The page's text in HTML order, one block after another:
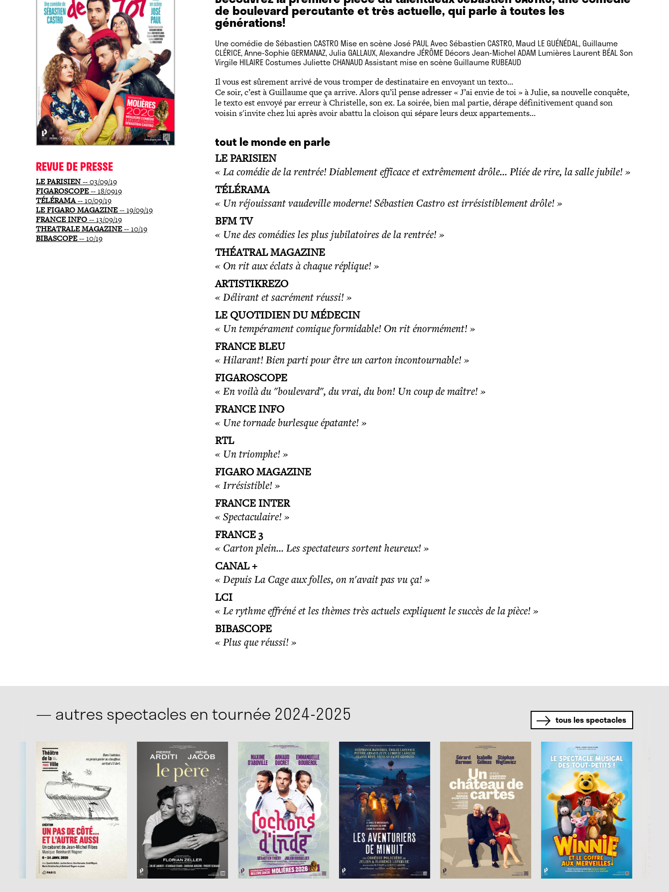
de boulevard percutante et très actuelle, qui parle à toutes les
générations!
Une comédie de Sébastien CASTRO Mise en scène José PAUL Avec Sébastien CASTRO, Maud LE GUÉNÉDAL, Guillaume
CLÉRICE, Anne-Sophie GERMANAZ, Julia GALLAUX, Alexandre JÉRÔME Décors Jean-Michel ADAM Lumières Laurent BÉAL Son
Virgile HILAIRE Costumes Juliette CHANAUD Assistant mise en scène Guillaume RUBEAUD
Il vous est sûrement arrivé de vous tromper de destinataire en envoyant un texto...
Ce soir, c’est à Guillaume que ça arrive. Alors qu’il pense adresser « J’ai envie de toi » à Julie, sa nouvelle conquête,
le texto est envoyé par erreur à Christelle, son ex. La soirée, bien mal partie, dérape définitivement quand son
voisin s'invite chez lui après avoir abattu la cloison qui sépare leurs deux appartements…
tout le monde en parle
LE PARISIEN
« La comédie de la rentrée! Diablement efficace et extrêmement drôle... Pliée de rire, la salle jubile! »
TÉLÉRAMA
« Un réjouissant vaudeville moderne! Sébastien Castro est irrésistiblement drôle! »
BFM TV
« Une des comédies les plus jubilatoires de la rentrée! »
THÉATRAL MAGAZINE
« On rit aux éclats à chaque réplique! »
ARTISTIKREZO
« Délirant et sacrément réussi! »
LE QUOTIDIEN DU MÉDECIN
« Un tempérament comique formidable! On rit énormément! »
FRANCE BLEU
« Hilarant! Bien parti pour être un carton incontournable! »
FIGAROSCOPE
« En voilà du "boulevard", du vrai, du bon! Un coup de maître! »
FRANCE INFO
« Une tornade burlesque épatante! »
RTL
« Un triomphe! »
FIGARO MAGAZINE
« Irrésistible! »
FRANCE INTER
« Spectaculaire! »
FRANCE 3
« Carton plein... Les spectateurs sortent heureux! »
CANAL +
« Depuis La Cage aux folles, on n'avait pas vu ça! »
LCI
« Le rythme effréné et les thèmes très actuels expliquent le succès de la pièce! »
BIBASCOPE
« Plus que réussi! »
REVUE DE PRESSE
LE PARISIEN-- 03/09/19
FIGAROSCOPE-- 18/0919
TÉLÉRAMA-- 10/09/19
LE FIGARO MAGAZINE-- 19/09/19
FRANCE INFO-- 13/09/19
THEATRALE MAGAZINE-- 10/19
BIBASCOPE-- 10/19
— autres spectacles en tournée 2024-2025 tous les spectacles